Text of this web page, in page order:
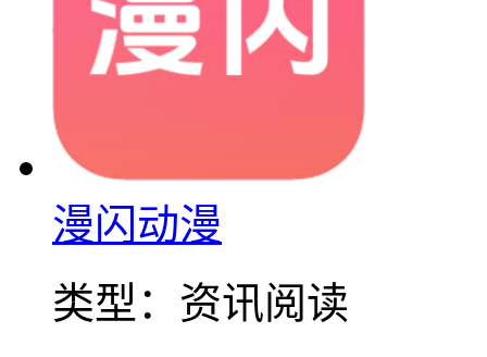
漫闪动漫
类型： 资讯阅读